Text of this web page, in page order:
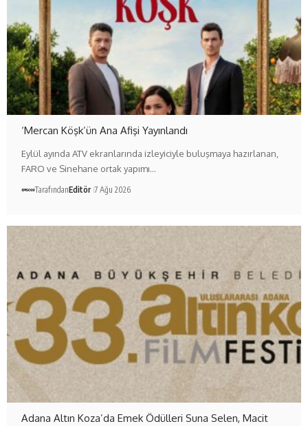
‘Mercan Köşk’ün Ana Afişi Yayınlandı
Eylül ayında ATV ekranlarında izleyiciyle buluşmaya hazırlanan,
FARO ve Sinehane ortak yapımı…
TarafındanEditör 7 Ağu 2026
Adana Altın Koza’da Emek Ödülleri Suna Selen, Macit